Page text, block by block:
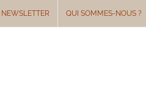
NEWSLETTER QUI SOMMES-NOUS ?